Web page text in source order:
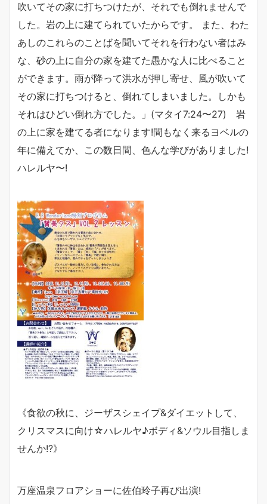
吹いてその家に打ちつけたが、それでも倒れませんで
した。岩の上に建てられていたからです。
また、わた
あしのこれらのことばを聞いてそれを行わない者はみ
な、砂の上に自分の家を建てた愚かな人に比べること
ができます。 雨が降って洪水が押し寄せ、風が吹いて
その家に打ちつけると、倒れてしまいました。しかも
それはひどい倒れ方でした。」 (マタイ7:24〜27) 岩
の上に家を建てる者になります!間もなく来るヨベルの
年に備えてか、この数日間、色んな学びがありました!
ハレルヤ〜!
《食欲の秋に、ジーザスシェイプ&ダイエットして、
クリスマスに向け☆ハレルヤ♪ボディ&ソウル目指しま
せんか!?》
万座温泉フロアショーに佐伯玲子再び出演!